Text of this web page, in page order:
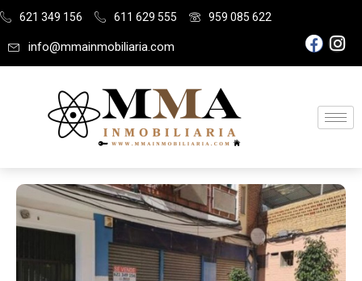
621 349 156 611 629 555 959 085 622
info@mmainmobiliaria.com